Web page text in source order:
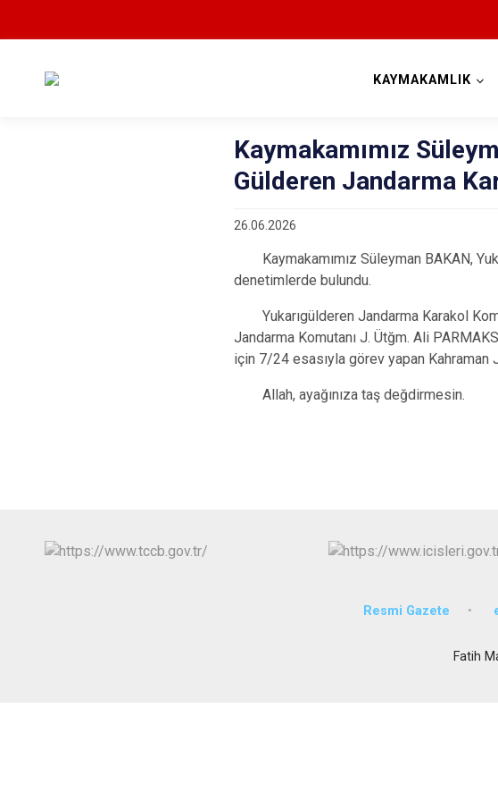
KAYMAKAMLIK
Kaymakamımız
Gülderen Jandarma
26.06.2026
Kaymakamımız Süleyman BAKAN,
denetimlerde bulundu.
Yukarıgülderen Jandarma Karakol
Jandarma Komutanı J. Ütğm. Ali
için 7/24 esasıyla görev yapan Kahraman
Allah, ayağınıza taş değdirmesin.
Resmi Gazete
Fatih